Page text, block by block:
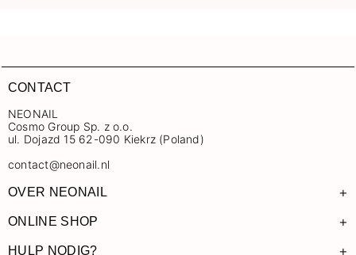
CONTACT
NEONAIL
Cosmo Group Sp. z o.o.
ul. Dojazd 15 62-090 Kiekrz (Poland)
contact@neonail.nl
OVER NEONAIL +
ONLINE SHOP +
HULP NODIG? +